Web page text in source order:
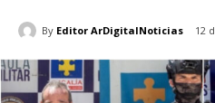
By Editor ArDigitalNoticias 12